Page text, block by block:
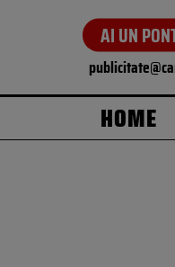
AI UN
HOME